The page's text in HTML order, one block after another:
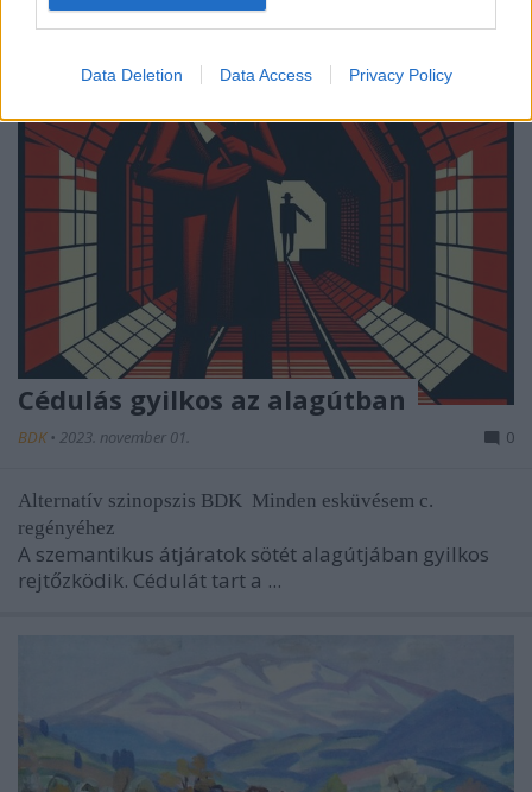
Data Deletion Data Access Privacy Policy
Cédulás gyilkos az alagútban
BDK • 2023. november 01. 0
Alternatív szinopszis BDK Minden esküvésem c.
regényéhez
A szemantikus átjáratok sötét alagútjában gyilkos
rejtőzködik. Cédulát tart a ...